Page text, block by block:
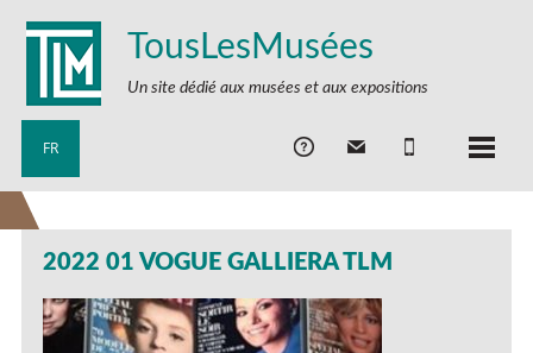
TousLesMusées
Un site dédié aux musées et aux expositions
FR
2022 01 VOGUE GALLIERA TLM